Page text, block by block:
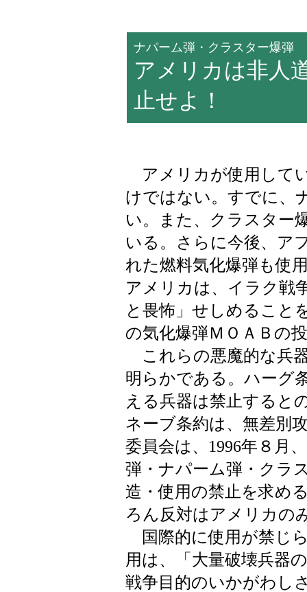
ナパーム弾・クラスター爆弾
アメリカは非人
止せよ！
アメリカが使用して
けではない。すでに、
い。また、クラスター
いる。さらに今後、ア
れた燃料気化爆弾も使
アメリカは、イラク戦
と畏怖」せしめること
の気化爆弾ＭＯＡＢの
これらの悪魔的な兵
明らかである。ハーグ
える兵器は禁止すると
ネーブ条約は、無差別
委員会は、1996年８月
弾・ナパーム弾・クラ
造・使用の禁止を求め
ろん反対はアメリカの
国際的に使用が禁じ
用は、「大量破壊兵器
戦争目的のいかがわし